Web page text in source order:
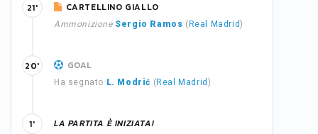
CARTELLINO GIALLO
Ammonizione Sergio Ramos ( Real Madrid)
21'
GOAL
Ha segnato L. Modrić ( Real Madrid )
20'
LA PARTITA È INIZIATA!
1'